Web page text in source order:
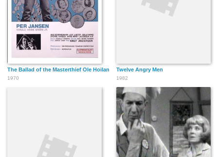
The Ballad of the Masterthief Ole Hoiland
1970
Twelve Angry Men
1982